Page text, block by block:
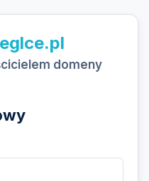
domeny